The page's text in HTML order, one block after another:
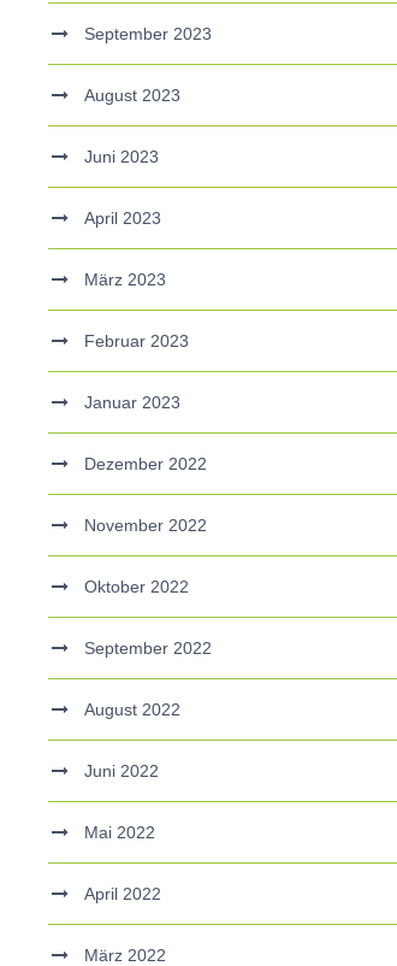
September 2023
August 2023
Juni 2023
April 2023
März 2023
Februar 2023
Januar 2023
Dezember 2022
November 2022
Oktober 2022
September 2022
August 2022
Juni 2022
Mai 2022
April 2022
März 2022